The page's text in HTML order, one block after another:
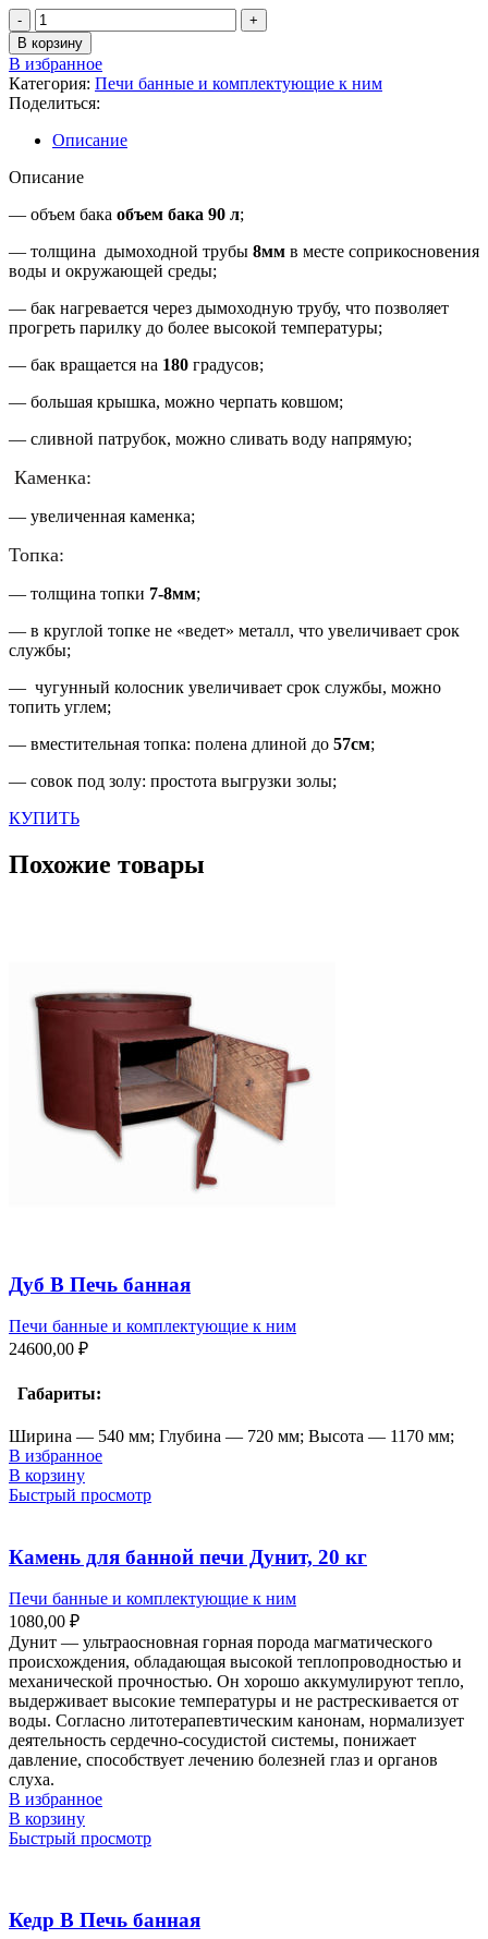
Количество
товара
Березка
Печь
банная
В корзину
В избранное
Категория: Печи банные и комплектующие к ним
Поделиться:
Описание
Описание
— объем бака объем бака 90 л;
— толщина дымоходной трубы 8мм в месте соприкосновения
воды и окружающей среды;
— бак нагревается через дымоходную трубу, что позволяет
прогреть парилку до более высокой температуры;
— бак вращается на 180 градусов;
— большая крышка, можно черпать ковшом;
— сливной патрубок, можно сливать воду напрямую;
Каменка:
— увеличенная каменка;
Топка:
— толщина топки 7-8мм;
— в круглой топке не «ведет» металл, что увеличивает срок
службы;
— чугунный колосник увеличивает срок службы, можно
топить углем;
— вместительная топка: полена длиной до 57см;
— совок под золу: простота выгрузки золы;
КУПИТЬ
Похожие товары
Дуб В Печь банная
Печи банные и комплектующие к ним
24600,00 ₽
Габариты:
Ширина — 540 мм; Глубина — 720 мм; Высота — 1170 мм;
В избранное
В корзину
Быстрый просмотр
Камень для банной печи Дунит, 20 кг
Печи банные и комплектующие к ним
1080,00 ₽
Дунит — ультраосновная горная порода магматического
происхождения, обладающая высокой теплопроводностью и
механической прочностью. Он хорошо аккумулируют тепло,
выдерживает высокие температуры и не растрескивается от
воды. Согласно литотерапевтическим канонам, нормализует
деятельность сердечно-сосудистой системы, понижает
давление, способствует лечению болезней глаз и органов
слуха.
В избранное
В корзину
Быстрый просмотр
Кедр В Печь банная